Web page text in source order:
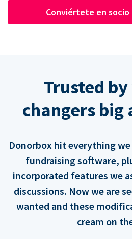
Conviértete en socio
Trusted
changers big
Donorbox hit everything
fundraising software,
incorporated features we
discussions. Now we are
wanted and these
cream on